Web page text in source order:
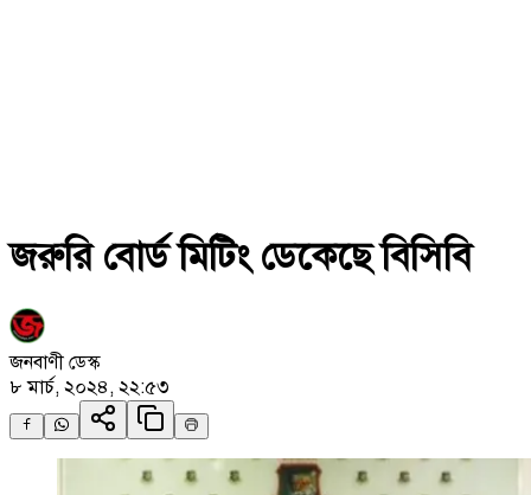
জরুরি বোর্ড মিটিং ডেকেছে বিসিবি
জনবাণী ডেস্ক
৮ মার্চ, ২০২৪, ২২:৫৩